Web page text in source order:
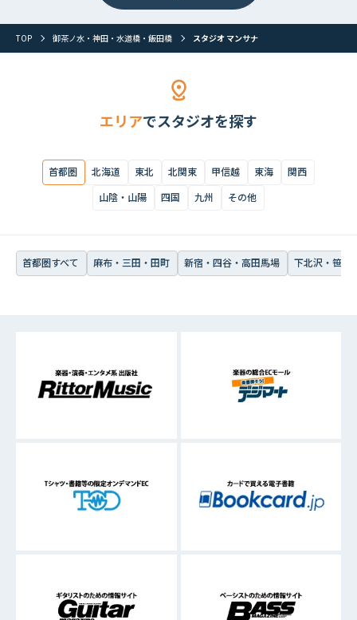
首都圏
首都圏すべて 麻布・三田・田町 新宿・四谷・高田馬場 下北沢・笹塚
TOP 御茶ノ水・神田・水道橋・飯田橋 スタジオ マンサナ
エリアでスタジオを探す
首都圏 北海道 東北 北関東 甲信越 東海
関西
山陰・山陽
四国 九州 その他
首都圏すべて 麻布・三田・田町 新宿・四谷・高田馬場 下北沢・笹塚